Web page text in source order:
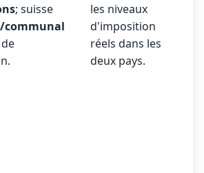
; suisse
les niveaux
d'imposition
réels dans les
deux pays.